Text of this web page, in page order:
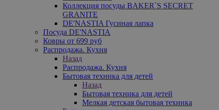
Коллекция посуды BAKER`S SECRET
GRANITE
DE'NASTIA Гусиная лапка
Посуда DE'NASTIA
Ковры от 699 руб
Распродажа. Кухня
Назад
Распродажа. Кухня
Бытовая техника для детей
Назад
Бытовая техника для детей
Мелкая детская бытовая техника